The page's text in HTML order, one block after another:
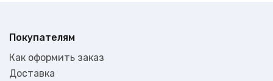
Покупателям
Как оформить заказ
Доставка